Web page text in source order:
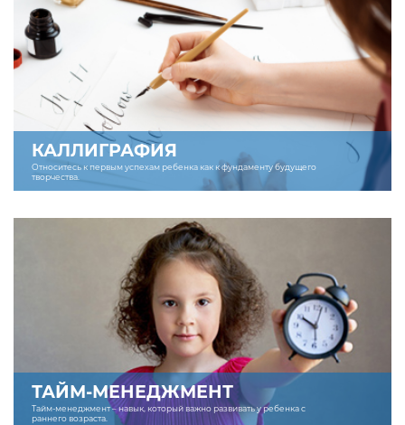
КАЛЛИГРАФИЯ
Относитесь к первым успехам ребенка как к фундаменту будущего
творчества.
ТАЙМ-МЕНЕДЖМЕНТ
Тайм-менеджмент – навык, который важно развивать у ребенка с
раннего возраста.